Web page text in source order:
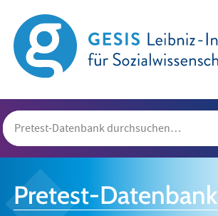
Pretest-Datenbank